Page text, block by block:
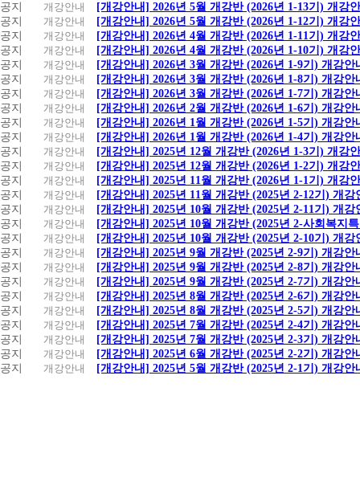
공지
개강안내
[개강안내] 2026년 5월 개강반 (2026년 1-13기) 개강
공지
개강안내
[개강안내] 2026년 5월 개강반 (2026년 1-12기) 개강
공지
개강안내
[개강안내] 2026년 4월 개강반 (2026년 1-11기) 개강
공지
개강안내
[개강안내] 2026년 4월 개강반 (2026년 1-10기) 개강
공지
개강안내
[개강안내] 2026년 3월 개강반 (2026년 1-9기) 개강안
공지
개강안내
[개강안내] 2026년 3월 개강반 (2026년 1-8기) 개강안
공지
개강안내
[개강안내] 2026년 3월 개강반 (2026년 1-7기) 개강안
공지
개강안내
[개강안내] 2026년 2월 개강반 (2026년 1-6기) 개강안
공지
개강안내
[개강안내] 2026년 1월 개강반 (2026년 1-5기) 개강안
공지
개강안내
[개강안내] 2026년 1월 개강반 (2026년 1-4기) 개강안
공지
개강안내
[개강안내] 2025년 12월 개강반 (2026년 1-3기) 개강
공지
개강안내
[개강안내] 2025년 12월 개강반 (2026년 1-2기) 개강
공지
개강안내
[개강안내] 2025년 11월 개강반 (2026년 1-1기) 개강
공지
개강안내
[개강안내] 2025년 11월 개강반 (2025년 2-12기) 개강
공지
개강안내
[개강안내] 2025년 10월 개강반 (2025년 2-11기) 개강
공지
개강안내
[개강안내] 2025년 10월 개강반 (2025년 2-사회복지
공지
개강안내
[개강안내] 2025년 10월 개강반 (2025년 2-10기) 개강
공지
개강안내
[개강안내] 2025년 9월 개강반 (2025년 2-9기) 개강안
공지
개강안내
[개강안내] 2025년 9월 개강반 (2025년 2-8기) 개강안
공지
개강안내
[개강안내] 2025년 9월 개강반 (2025년 2-7기) 개강안
공지
개강안내
[개강안내] 2025년 8월 개강반 (2025년 2-6기) 개강안
공지
개강안내
[개강안내] 2025년 8월 개강반 (2025년 2-5기) 개강안
공지
개강안내
[개강안내] 2025년 7월 개강반 (2025년 2-4기) 개강안
공지
개강안내
[개강안내] 2025년 7월 개강반 (2025년 2-3기) 개강안
공지
개강안내
[개강안내] 2025년 6월 개강반 (2025년 2-2기) 개강안
공지
개강안내 [개강안내] 2025년 5월 개강반 (2025년 2-1기) 개강안